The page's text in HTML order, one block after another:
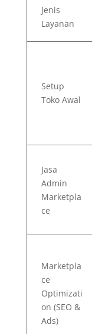
Jenis
Layanan
Setup
Toko Awal
Jasa
Admin
Marketpla
ce
Marketpla
ce
Optimizati
on (SEO &
Ads)